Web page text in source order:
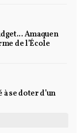
Amaquen
de l’École
se doter d’un